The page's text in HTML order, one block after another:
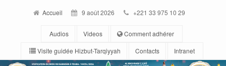
Accueil 9 août 2026 +221 33 975 10 29
Audios Videos
Comment adhérer
Visite guidée Hizbut-Tarqiyyah
Contacts Intranet